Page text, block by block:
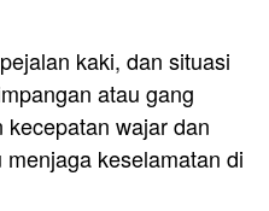
kaki, dan situasi
atau gang
wajar dan
keselamatan di